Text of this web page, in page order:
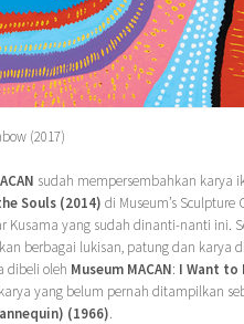
(2017)
sudah mempersembahkan karya
Souls (2014) di Museum’s
Kusama yang sudah dinanti-nanti ini.
berbagai lukisan, patung dan karya
dibeli oleh Museum MACAN: I Want to
yang belum pernah ditampilkan
(1966).